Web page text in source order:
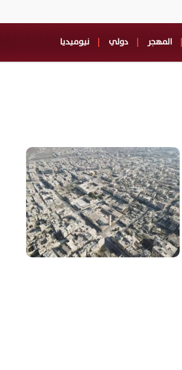
المهجر دولي نيوميديا